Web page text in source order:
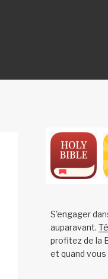
S'engager
auparavant.
profitez de la
et quand vous